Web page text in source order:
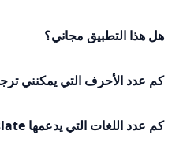
هل هذا التطبيق مجاني؟
كم عدد الأحرف التي يمكنني
كم عدد اللغات التي يدعمها OpenL Translate؟